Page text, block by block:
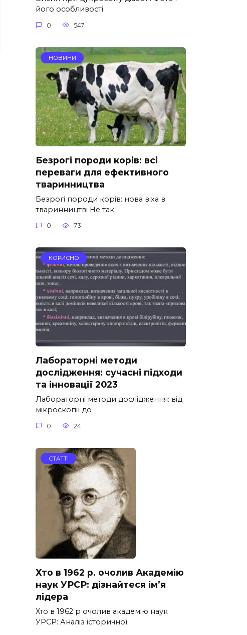
його особливості
0 547
НОВИНИ
Безрогі породи корів: всі
переваги для ефективного
тваринництва
Безрогі породи корів: нова віха в
тваринництві Не так
0 73
КОРИСНО
Лабораторні методи
дослідження: сучасні підходи
та інновації 2023
Лабораторні методи дослідження: від
мікроскопії до
0 24
СТАТТІ
Хто в 1962 р. очолив Академію
наук УРСР: дізнайтеся ім’я
лідера
Хто в 1962 р очолив академію наук
УРСР: Аналіз історичної